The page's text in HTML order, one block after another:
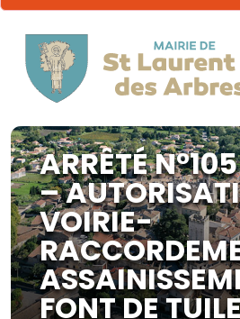
ARRÊTÉ
–
VOIRIE-
FONT DE